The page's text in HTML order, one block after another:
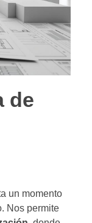
de
un momento
Nos permite